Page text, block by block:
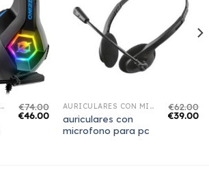
AURICULARES CON MICROFONO PARA PC €74.00
€46.00
AURICULARES CON MICROFONO PARA PC
auriculares con
microfono para pc
€62.00
€39.00